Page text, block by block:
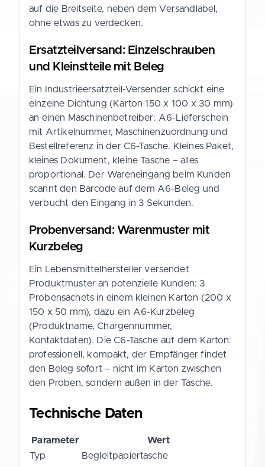
auf die Breitseite, neben dem Versandlabel,
ohne etwas zu verdecken.
Ersatzteilversand: Einzelschrauben
und Kleinstteile mit Beleg
Ein Industrieersatzteil-Versender schickt eine
einzelne Dichtung (Karton 150 x 100 x 30 mm)
an einen Maschinenbetreiber: A6-Lieferschein
mit Artikelnummer, Maschinenzuordnung und
Bestellreferenz in der C6-Tasche. Kleines Paket,
kleines Dokument, kleine Tasche – alles
proportional. Der Wareneingang beim Kunden
scannt den Barcode auf dem A6-Beleg und
verbucht den Eingang in 3 Sekunden.
Probenversand: Warenmuster mit
Kurzbeleg
Ein Lebensmittelhersteller versendet
Produktmuster an potenzielle Kunden: 3
Probensachets in einem kleinen Karton (200 x
150 x 50 mm), dazu ein A6-Kurzbeleg
(Produktname, Chargennummer,
Kontaktdaten). Die C6-Tasche auf dem Karton:
professionell, kompakt, der Empfänger findet
den Beleg sofort – nicht im Karton zwischen
den Proben, sondern außen in der Tasche.
Technische Daten
Parameter
Wert
Typ
Begleitpapiertasche